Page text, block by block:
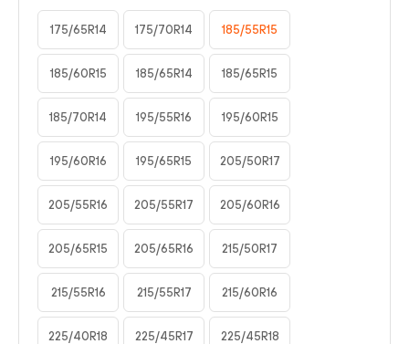
175/65R14 175/70R14 185/55R15
185/60R15 185/65R14 185/65R15
185/70R14 195/55R16 195/60R15
195/60R16 195/65R15 205/50R17
205/55R16 205/55R17 205/60R16
205/65R15 205/65R16 215/50R17
215/55R16 215/55R17 215/60R16
225/40R18 225/45R17 225/45R18